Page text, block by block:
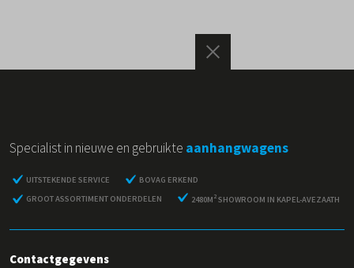
Specialist in nieuwe en gebruikte aanhangwagens
UITSTEKENDE SERVICE
BOVAG ERKEND
GROOT ASSORTIMENT ONDERDELEN
2480M 2SHOWROOM IN KAPEL-AVEZAATH
Contactgegevens